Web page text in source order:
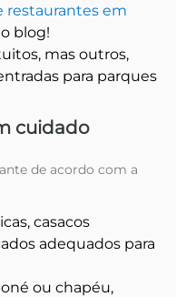
restaurantes em
blog!
mas outros,
para parques
cuidado
de acordo com a
casacos
adequados para
ou chapéu,